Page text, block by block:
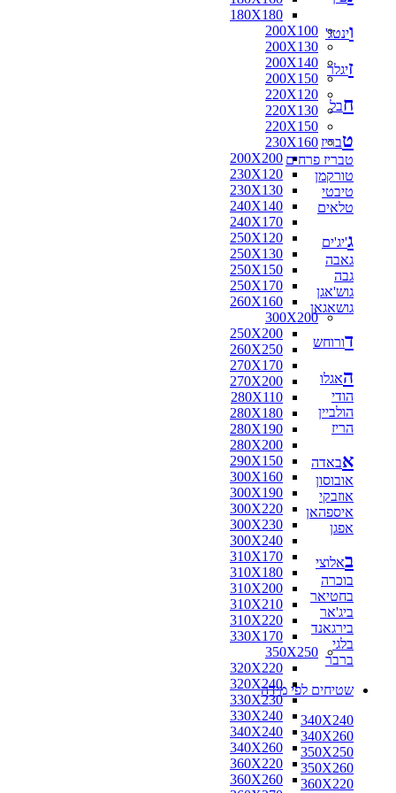
180X180
200X100
200X130
200X140
200X150
220X120
220X130
220X150
230X160
200X200
230X120
230X130
240X140
240X170
250X120
250X130
250X150
250X170
260X160
300X200
250X200
260X250
270X170
270X200
280X110
280X180
280X190
280X200
290X150
300X160
300X190
300X220
300X230
300X240
310X170
310X180
310X200
310X210
310X220
330X170
350X250
320X220
320X240
330X230
330X240
340X240
340X260
360X220
360X260
וינטג'
זיגלר
חבל
טבריז
טבריז פרחים
טורקמן
טיבטי
טלאים
ג'יג'ים
גאבה
גבה
גוש'אגן
גושאגאן
דורוחש
האגלו
הודי
הולביין
הריז
אבאדה
אובוסון
אוזבקי
איספהאן
אפגן
באלוצי
בוכרה
בחטיאר
ביג'אר
בירגאנד
בלגי
ברבר
שטיחים לפי מידה
340X240
340X260
350X250
350X260
360X220